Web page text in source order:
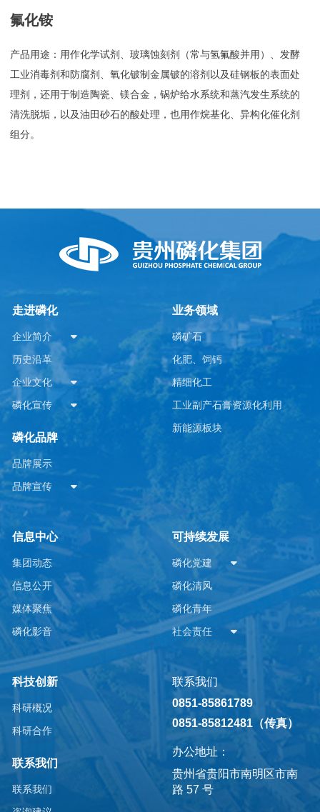
氟化铵
产品用途：用作化学试剂、玻璃蚀刻剂（常与氢氟酸并用）、发酵
工业消毒剂和防腐剂、氧化铍制金属铍的溶剂以及硅钢板的表面处
理剂，还用于制造陶瓷、镁合金，锅炉给水系统和蒸汽发生系统的
清洗脱垢，以及油田砂石的酸处理，也用作烷基化、异构化催化剂
组分。
走进磷化
企业简介
历史沿革
企业文化
磷化宣传
磷化品牌
品牌展示
品牌宣传
业务领域
磷矿石
化肥、饲钙
精细化工
工业副产石膏资源化利用
新能源板块
信息中心
集团动态
信息公开
媒体聚焦
磷化影音
可持续发展
磷化党建
磷化清风
磷化青年
社会责任
科技创新
科研概况
科研合作
联系我们
联系我们
联系我们
0851-85861789
0851-85812481（传真）
办公地址：
贵州省贵阳市南明区市南
路 57 号